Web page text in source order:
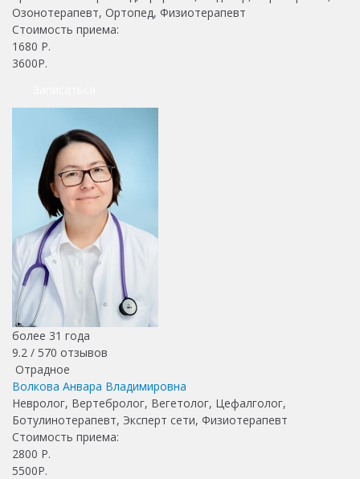
Озонотерапевт, Ортопед, Физиотерапевт
Стоимость приема:
1680 Р.
3600Р.
более 31 года
9.2 / 570 отзывов
Отрадное
Волкова Анвара Владимировна
Невролог, Вертебролог, Вегетолог, Цефалголог,
Ботулинотерапевт, Эксперт сети, Физиотерапевт
Стоимость приема:
2800 Р.
5500Р.